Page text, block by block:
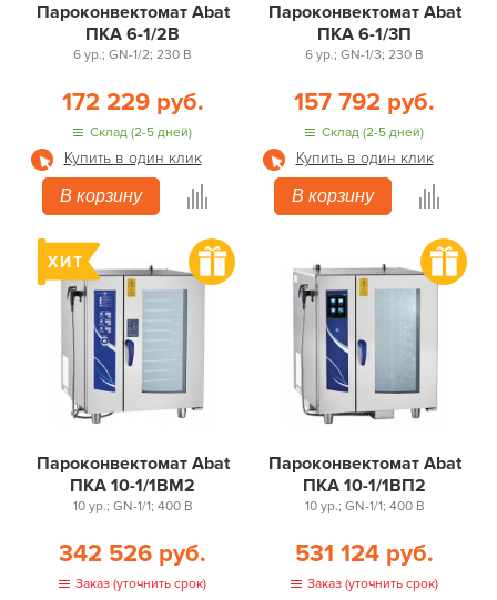
Пароконвектомат Abat
ПКА 6-1/2В
6 ур.; GN-1/2; 230 В
172 229 руб.
Склад (2-5 дней)
Купить в один клик
В корзину
Пароконвектомат Abat
ПКА 6-1/3П
6 ур.; GN-1/3; 230 В
157 792 руб.
Склад (2-5 дней)
Купить в один клик
В корзину
Пароконвектомат Abat
ПКА 10-1/1ВМ2
10 ур.; GN-1/1; 400 В
342 526 руб.
Заказ (уточнить срок)
Пароконвектомат Abat
ПКА 10-1/1ВП2
10 ур.; GN-1/1; 400 В
531 124 руб.
Заказ (уточнить срок)